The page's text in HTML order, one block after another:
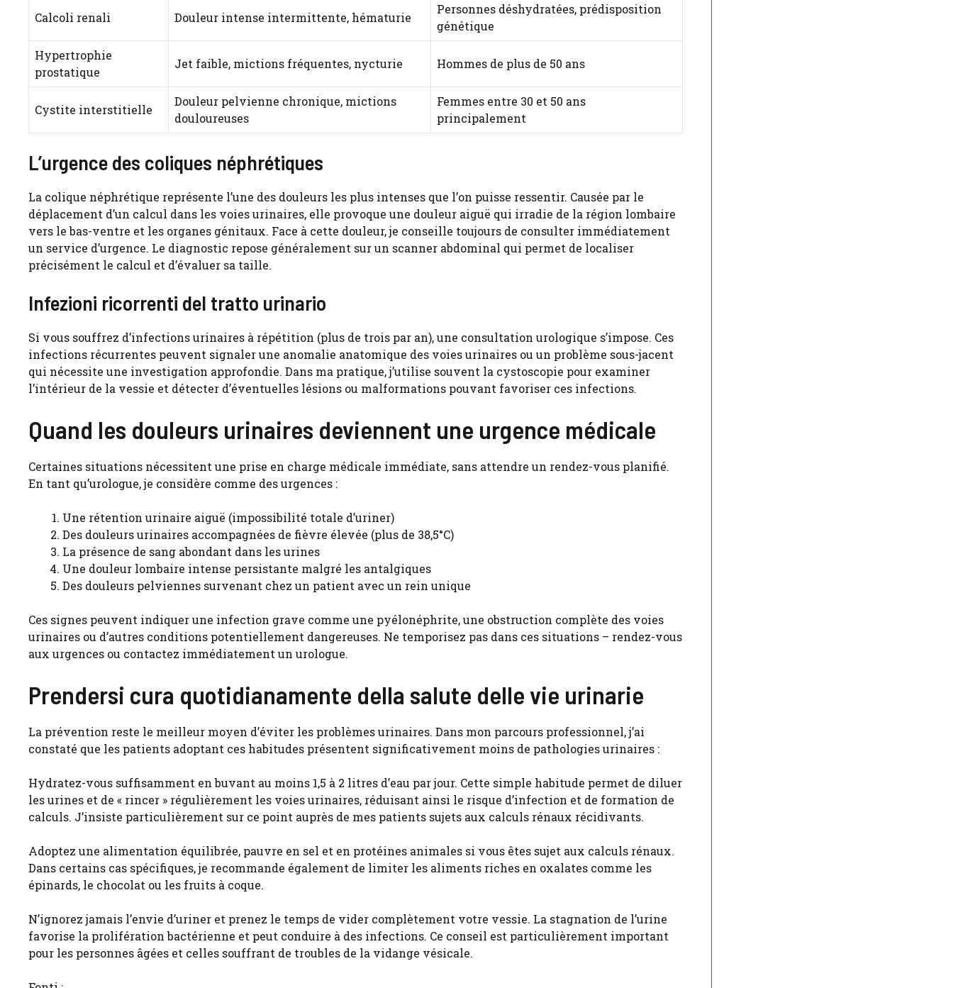
Calcoli renali Douleur intense intermittente, hématurie
Personnes déshydratées, prédisposition
génétique
Hypertrophie
prostatique
Jet faible, mictions fréquentes, nycturie Hommes de plus de 50 ans
Cystite interstitielle
Douleur pelvienne chronique, mictions
douloureuses
Femmes entre 30 et 50 ans
principalement
L’urgence des coliques néphrétiques
La colique néphrétique représente l’une des douleurs les plus intenses que l’on puisse ressentir. Causée par le
déplacement d’un calcul dans les voies urinaires, elle provoque une douleur aiguë qui irradie de la région lombaire
vers le bas-ventre et les organes génitaux. Face à cette douleur, je conseille toujours de consulter immédiatement
un service d’urgence. Le diagnostic repose généralement sur un scanner abdominal qui permet de localiser
précisément le calcul et d’évaluer sa taille.
Infezioni ricorrenti del tratto urinario
Si vous souffrez d’infections urinaires à répétition (plus de trois par an), une consultation urologique s’impose. Ces
infections récurrentes peuvent signaler une anomalie anatomique des voies urinaires ou un problème sous-jacent
qui nécessite une investigation approfondie. Dans ma pratique, j’utilise souvent la cystoscopie pour examiner
l’intérieur de la vessie et détecter d’éventuelles lésions ou malformations pouvant favoriser ces infections.
Quand les douleurs urinaires deviennent une urgence médicale
Certaines situations nécessitent une prise en charge médicale immédiate, sans attendre un rendez-vous planifié.
En tant qu’urologue, je considère comme des urgences :
Une rétention urinaire aiguë (impossibilité totale d’uriner)
Des douleurs urinaires accompagnées de fièvre élevée (plus de 38,5°C)
La présence de sang abondant dans les urines
Une douleur lombaire intense persistante malgré les antalgiques
Des douleurs pelviennes survenant chez un patient avec un rein unique
Ces signes peuvent indiquer une infection grave comme une pyélonéphrite, une obstruction complète des voies
urinaires ou d’autres conditions potentiellement dangereuses. Ne temporisez pas dans ces situations – rendez-vous
aux urgences ou contactez immédiatement un urologue.
Prendersi cura quotidianamente della salute delle vie urinarie
La prévention reste le meilleur moyen d’éviter les problèmes urinaires. Dans mon parcours professionnel, j’ai
constaté que les patients adoptant ces habitudes présentent significativement moins de pathologies urinaires :
Hydratez-vous suffisamment en buvant au moins 1,5 à 2 litres d’eau par jour. Cette simple habitude permet de diluer
les urines et de « rincer » régulièrement les voies urinaires, réduisant ainsi le risque d’infection et de formation de
calculs. J’insiste particulièrement sur ce point auprès de mes patients sujets aux calculs rénaux récidivants.
Adoptez une alimentation équilibrée, pauvre en sel et en protéines animales si vous êtes sujet aux calculs rénaux.
Dans certains cas spécifiques, je recommande également de limiter les aliments riches en oxalates comme les
épinards, le chocolat ou les fruits à coque.
N’ignorez jamais l’envie d’uriner et prenez le temps de vider complètement votre vessie. La stagnation de l’urine
favorise la prolifération bactérienne et peut conduire à des infections. Ce conseil est particulièrement important
pour les personnes âgées et celles souffrant de troubles de la vidange vésicale.